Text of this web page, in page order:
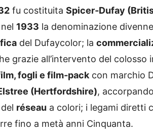
fu costituita Spicer‑Dufay
1933 la denominazione divenne
del Dufaycolor; la
grazie all’intervento del colosso
fogli e film‑pack con marchio
(Hertfordshire),
réseau a colori; i legami diretti
fino a metà anni Cinquanta.